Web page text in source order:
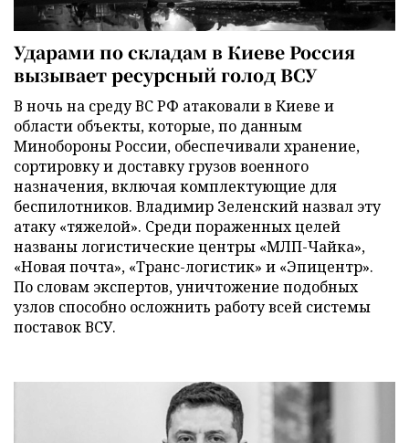
Ударами по складам в Киеве Россия
вызывает ресурсный голод ВСУ
В ночь на среду ВС РФ атаковали в Киеве и
области объекты, которые, по данным
Минобороны России, обеспечивали хранение,
сортировку и доставку грузов военного
назначения, включая комплектующие для
беспилотников. Владимир Зеленский назвал эту
атаку «тяжелой». Среди пораженных целей
названы логистические центры «МЛП-Чайка»,
«Новая почта», «Транс-логистик» и «Эпицентр».
По словам экспертов, уничтожение подобных
узлов способно осложнить работу всей системы
поставок ВСУ.